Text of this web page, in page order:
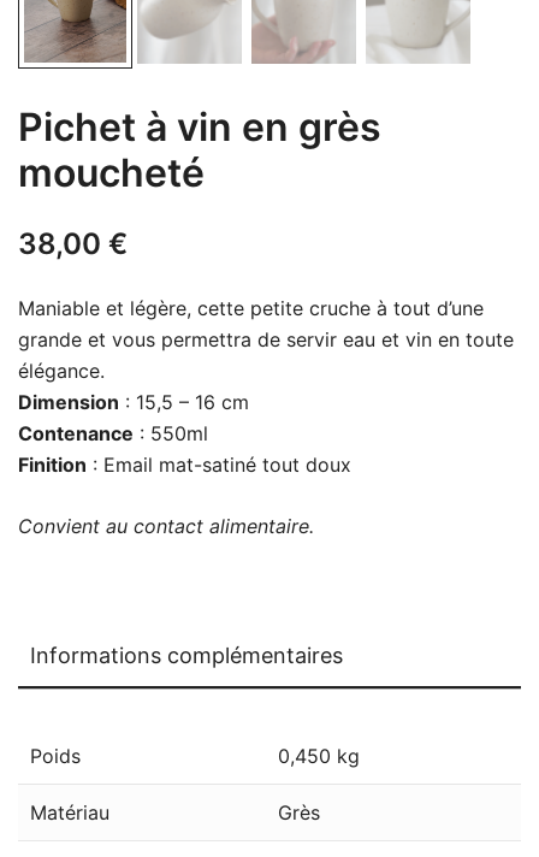
Pichet à vin en grès
moucheté
38,00 €
Maniable et légère, cette petite cruche à tout d’une
grande et vous permettra de servir eau et vin en toute
élégance.
Dimension : 15,5 – 16 cm
Contenance : 550ml
Finition : Email mat-satiné tout doux
Convient au contact alimentaire.
Informations complémentaires
Poids 0,450 kg
Matériau Grès